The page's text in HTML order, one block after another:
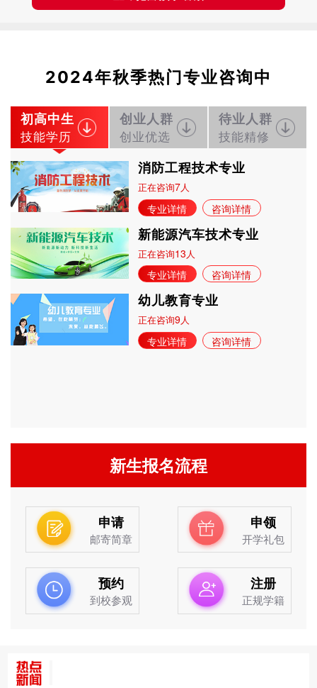
铁路客运服务 117 技能证书+学历证书 立即预约
2024年秋季热门专业咨询中
初高中生
技能学历
创业人群
创业优选
待业人群
技能精修
消防工程技术专业
正在咨询7人
专业详情 咨询详情
新能源汽车技术专业
正在咨询13 人
专业详情 咨询详情
幼儿教育专业
正在咨询9人
专业详情 咨询详情
新生报名流程
申请
邮寄简章
申领
开学礼包
预约
到校参观
注册
正规学籍